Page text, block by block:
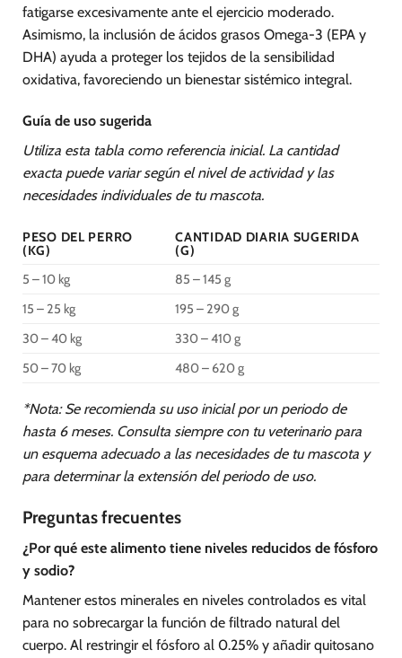
fatigarse excesivamente ante el ejercicio moderado.
Asimismo, la inclusión de ácidos grasos Omega-3 (EPA y
DHA) ayuda a proteger los tejidos de la sensibilidad
oxidativa, favoreciendo un bienestar sistémico integral.
Guía de uso sugerida
Utiliza esta tabla como referencia inicial. La cantidad
exacta puede variar según el nivel de actividad y las
necesidades individuales de tu mascota.
PESO DEL PERRO
(KG)
CANTIDAD DIARIA SUGERIDA
(G)
5 – 10 kg
85 – 145 g
15 – 25 kg
195 – 290 g
30 – 40 kg
330 – 410 g
50 – 70 kg
480 – 620 g
*Nota: Se recomienda su uso inicial por un periodo de
hasta 6 meses. Consulta siempre con tu veterinario para
un esquema adecuado a las necesidades de tu mascota y
para determinar la extensión del periodo de uso.
Preguntas frecuentes
¿Por qué este alimento tiene niveles reducidos de fósforo
y sodio?
Mantener estos minerales en niveles controlados es vital
para no sobrecargar la función de filtrado natural del
cuerpo. Al restringir el fósforo al 0.25% y añadir quitosano